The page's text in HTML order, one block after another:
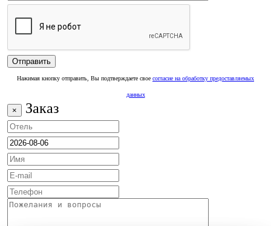
Нажимая кнопку отправить, Вы подтверждаете свое согласие на обработку предоставляемых
данных
× Заказ